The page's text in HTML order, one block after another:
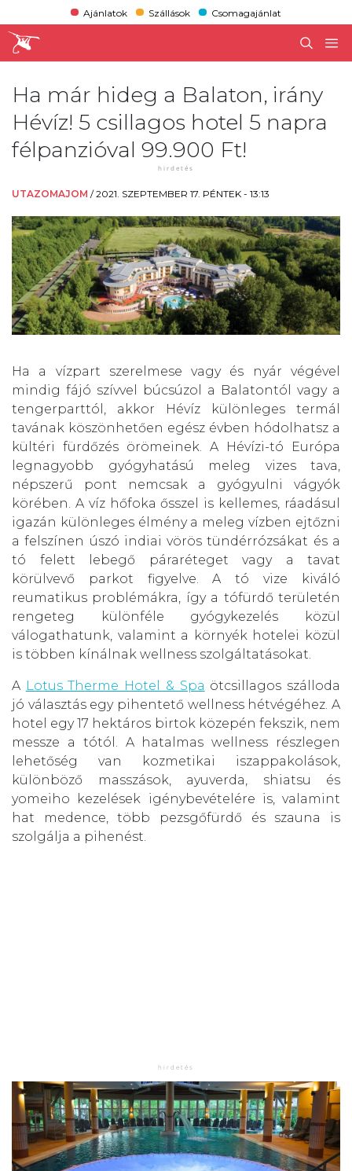
Ajánlatok Szállások Csomagajánlat
Ha már hideg a Balaton, irány
Hévíz! 5 csillagos hotel 5 napra
félpanzióval 99.900 Ft!
UTAZOMAJOM /2021. SZEPTEMBER 17. PÉNTEK - 13:13
Ha a vízpart szerelmese vagy és nyár végével
mindig fájó szívvel búcsúzol a Balatontól vagy a
tengerparttól, akkor Hévíz különleges termál
tavának köszönhetően egész évben hódolhatsz a
kültéri fürdőzés örömeinek. A Hévízi-tó Európa
legnagyobb gyógyhatású meleg vizes tava,
népszerű pont nemcsak a gyógyulni vágyók
körében. A víz hőfoka ősszel is kellemes, ráadásul
igazán különleges élmény a meleg vízben ejtőzni
a felszínen úszó indiai vörös tündérrózsákat és a
tó felett lebegő páraréteget vagy a tavat
körülvevő parkot figyelve. A tó vize kiváló
reumatikus problémákra, így a tófürdő területén
rengeteg különféle gyógykezelés közül
válogathatunk, valamint a környék hotelei közül
is többen kínálnak wellness szolgáltatásokat.
A Lotus Therme Hotel & Spa ötcsillagos szálloda
jó választás egy pihentető wellness hétvégéhez. A
hotel egy 17 hektáros birtok közepén fekszik, nem
messze a tótól. A hatalmas wellness részlegen
lehetőség van kozmetikai iszappakolások,
különböző masszások, ayuverda, shiatsu és
yomeiho kezelések igénybevételére is, valamint
hat medence, több pezsgőfürdő és szauna is
szolgálja a pihenést.